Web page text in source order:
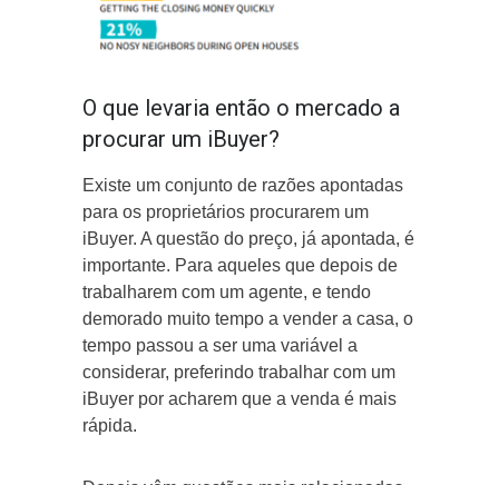
O que levaria então o mercado a
procurar um iBuyer?
Existe um conjunto de razões apontadas
para os proprietários procurarem um
iBuyer. A questão do preço, já apontada, é
importante. Para aqueles que depois de
trabalharem com um agente, e tendo
demorado muito tempo a vender a casa, o
tempo passou a ser uma variável a
considerar, preferindo trabalhar com um
iBuyer por acharem que a venda é mais
rápida.